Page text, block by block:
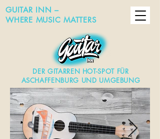
DER GITARREN HOT-SPOT FÜR
ASCHAFFENBURG UND UMGEBUNG
GUITAR INN –
WHERE MUSIC MATTERS